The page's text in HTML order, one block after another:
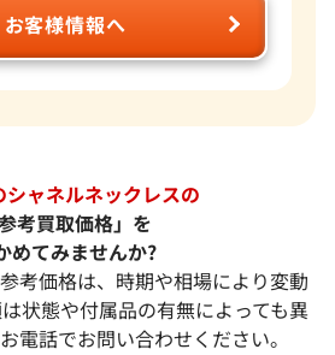
お客様情報へ
シャネルネックレスの
参考買取価格」を
めてみませんか?
考価格は、時期や相場により変動
状態や付属品の有無によっても異
電話でお問い合わせください。